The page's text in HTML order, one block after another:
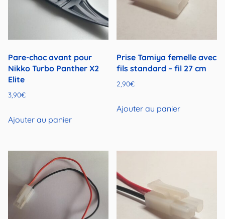
Pare-choc avant pour
Nikko Turbo Panther X2
Elite
3,90€
Ajouter au panier
Prise Tamiya femelle avec
fils standard – fil 27 cm
2,90€
Ajouter au panier